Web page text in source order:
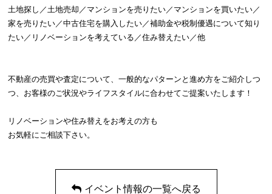
土地探し／土地売却／マンションを売りたい／マンションを買いたい／
家を売りたい／中古住宅を購入したい／補助金や税制優遇について知り
たい／リノベーションを考えている／住み替えたい／他
不動産の売買や査定について、一般的なパターンと進め方をご紹介しつ
つ、お客様のご状況やライフスタイルに合わせてご提案いたします！
リノベーションや住み替えをお考えの方も
お気軽にご相談下さい。
イベント情報の一覧へ戻る